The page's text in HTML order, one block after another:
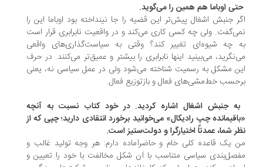
اوباما هم همین را می‌گوید.
جنبش اشغال پیش‌تر این قضیه را جا نینداخته بود اوباما این را
ولی چه کسی کاری می‌کند و در واقعیت نابرابری قرار است
چه شیوه‌ای تغییر کند؟ وقتی به سیاست‌گذاری‌های واقعی
می‌بینید اینها نابرابری را بیشتر و عمیق‌تر می‌کنند. در حرف
مشکل به رسمیت شناخته می‌شود ولی در عمل سیاسی نه، یعنی
خط‌مشی‌های فعال و بازتوزیع فعال.
جنبش اشغال اشاره کردید. در خود کتاب نسبت به آنچه
چپ رادیکال» می‌خوانید برخورد انتقادی دارید؛ چپی که از
شما، عمدتاً اختیارگرا و دولت‌ستیز است.
یک قاعده کلی خام و حاضر‌آماده دارم: هر وجه تولید غالب و
سیاسی متناسب با آن شکل مخالفت با خود را تعیین و